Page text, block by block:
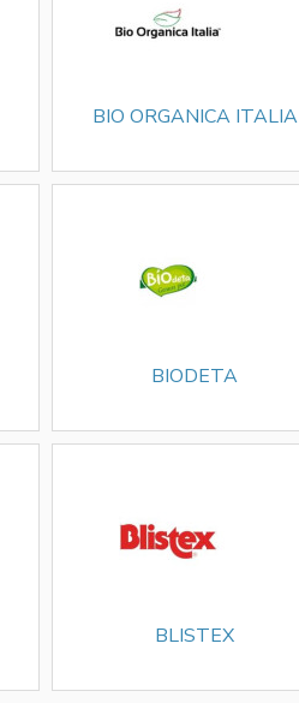
BIO ORGANICA ITALIA
BIODETA
BLISTEX